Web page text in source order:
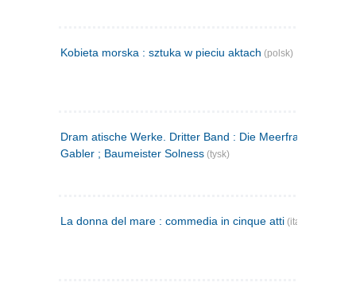
Kobieta morska : sztuka w pieciu aktach (polsk)
Dram atische Werke. Dritter Band : Die Meerfrau ; Hedda
Gabler ; Baumeister Solness (tysk)
La donna del mare : commedia in cinque atti (italiensk)